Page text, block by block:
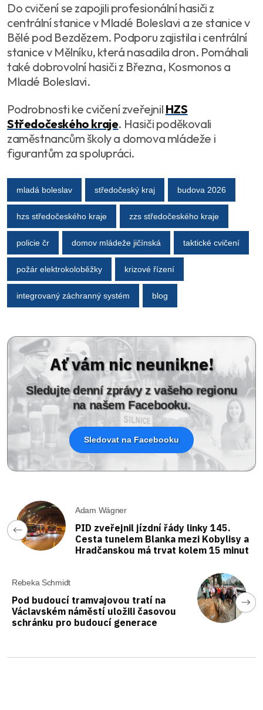
Do cvičení se zapojili profesionální hasiči z
centrální stanice v Mladé Boleslavi a ze stanice v
Bělé pod Bezdězem. Podporu zajistila i centrální
stanice v Mělníku, která nasadila dron. Pomáhali
také dobrovolní hasiči z Března, Kosmonos a
Mladé Boleslavi.
Podrobnosti ke cvičení zveřejnil HZS
Středočeského kraje. Hasiči poděkovali
zaměstnancům školy a domova mládeže i
figurantům za spolupráci.
mladá boleslav středočeský kraj budova 2026
hzs středočeského kraje zzs středočeského kraje
policie čr domov mládeže jičínská taktické cvičení
požár elektrokoloběžky krizové řízení
integrovaný záchranný systém blog
Ať vám nic neunikne!
Sledujte denní zprávy z vašeho regionu
na našem Facebooku.
Sledovat na Facebooku
Adam Wágner
PID zveřejnil jízdní řády linky 145.
Cesta tunelem Blanka mezi Kobylisy a
Hradčanskou má trvat kolem 15 minut
Rebeka Schmidt
Pod budoucí tramvajovou tratí na
Václavském náměstí uložili časovou
schránku pro budoucí generace